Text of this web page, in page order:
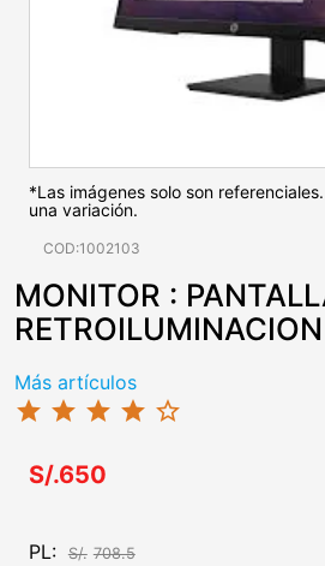
*Las imágenes solo son
una variación.
COD:1002103
MONITOR :
Más artículos
star star star star star_border
S/.650
PL: S/. 708.5